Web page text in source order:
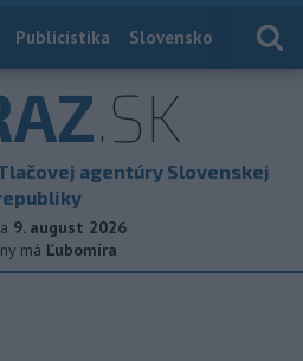
Publicistika Slovensko
.SK
agentúry Slovenskej
9. august 2026
má Ľubomíra